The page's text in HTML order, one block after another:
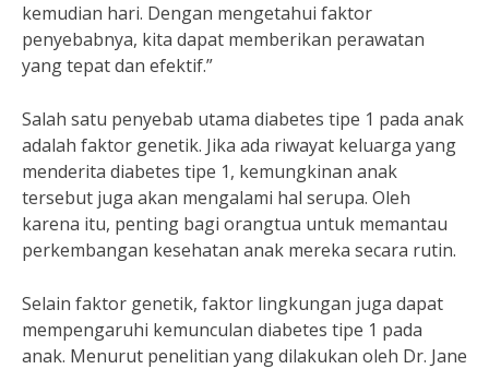
kemudian hari. Dengan mengetahui faktor
penyebabnya, kita dapat memberikan perawatan
yang tepat dan efektif.”
Salah satu penyebab utama diabetes tipe 1 pada anak
adalah faktor genetik. Jika ada riwayat keluarga yang
menderita diabetes tipe 1, kemungkinan anak
tersebut juga akan mengalami hal serupa. Oleh
karena itu, penting bagi orangtua untuk memantau
perkembangan kesehatan anak mereka secara rutin.
Selain faktor genetik, faktor lingkungan juga dapat
mempengaruhi kemunculan diabetes tipe 1 pada
anak. Menurut penelitian yang dilakukan oleh Dr. Jane